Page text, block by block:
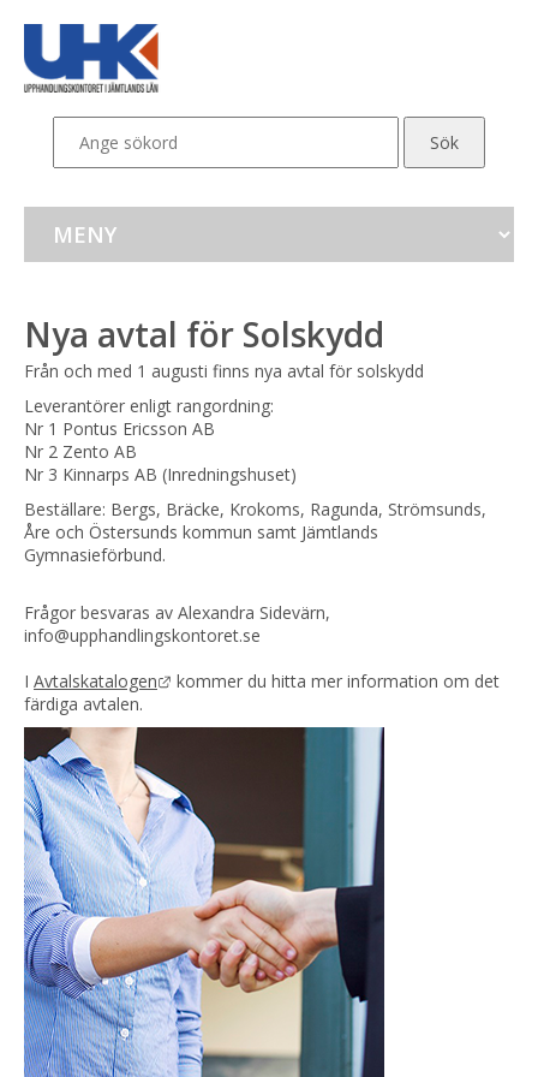
Nya avtal för Solskydd
Från och med 1 augusti finns nya avtal för solskydd
Leverantörer enligt rangordning:
Nr 1 Pontus Ericsson AB
Nr 2 Zento AB
Nr 3 Kinnarps AB (Inredningshuset)
Beställare: Bergs, Bräcke, Krokoms, Ragunda, Strömsunds,
Åre och Östersunds kommun samt Jämtlands
Gymnasieförbund.
Frågor besvaras av Alexandra Sidevärn,
info@upphandlingskontoret.se
I Avtalskatalogen Länk till annan webbplats.
kommer du hitta mer information om det
färdiga avtalen.